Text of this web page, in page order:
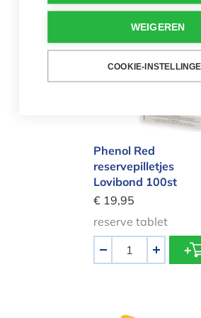
Phenol Red
Phenol Red
reservepilletjes
Lovibond 100st
€ 19,95
reserve tablet
+
WEIGEREN
COOKIE-